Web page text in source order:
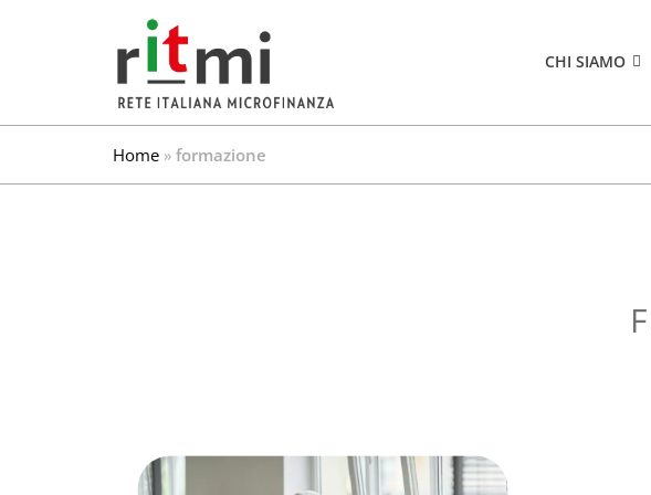
CHI SIAMO
Home » formazione